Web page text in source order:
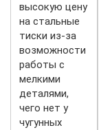
высокую цену
на стальные
тиски из-за
возможности
работы с
мелкими
деталями,
чего нет у
чугунных